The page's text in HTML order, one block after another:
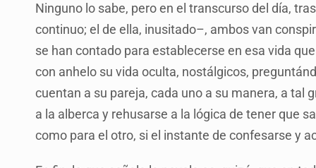
Ninguno lo sabe, pero en el transcurso del día,
continuo; el de ella, inusitado–, ambos van
se han contado para establecerse en esa vida
con anhelo su vida oculta, nostálgicos,
cuentan a su pareja, cada uno a su manera, a tal
a la alberca y rehusarse a la lógica de tener que
como para el otro, si el instante de confesarse y